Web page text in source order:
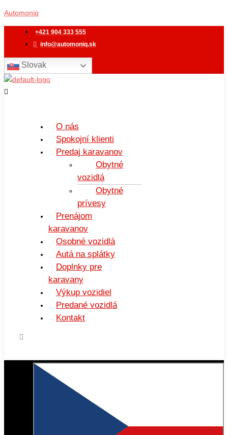
na
Automoniq
+421 904 333 555
info@automoniq.sk
Slovak
O nás
Spokojní klienti
Predaj karavanov
Obytné
vozidlá
Obytné
prívesy
Prenájom
karavanov
Osobné vozidlá
Autá na splátky
Doplnky pre
karavany
Výkup vozidiel
Predané vozidlá
Kontakt
Menu